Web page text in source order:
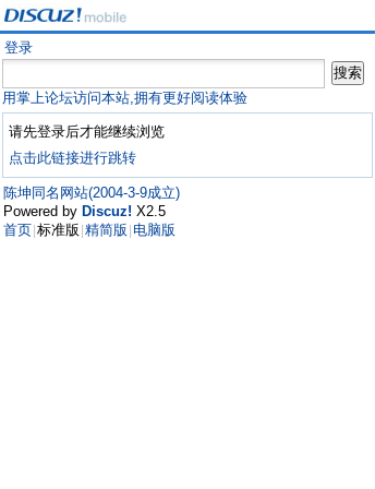
登录
用掌上论坛访问本站,拥有更好阅读体验
请先登录后才能继续浏览
点击此链接进行跳转
陈坤同名网站(2004-3-9成立)
Powered by Discuz! X2.5
首页 标准版 精简版 电脑版